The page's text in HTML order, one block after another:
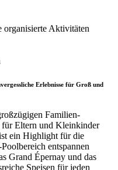
organisierte Aktivitäten
Erlebnisse für Groß und
Familien-
für Eltern und Kleinkinder
ein Highlight für die
entspannen
Grand Épernay und das
Speisen für jeden